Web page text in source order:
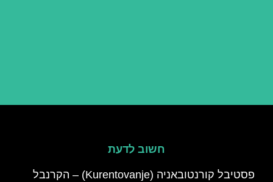
חשוב לדעת
פסטיבל קורנטובאניה (Kurentovanje) – הקרנבל